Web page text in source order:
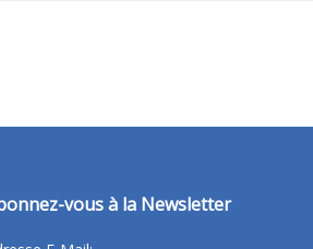
vous à la Newsletter